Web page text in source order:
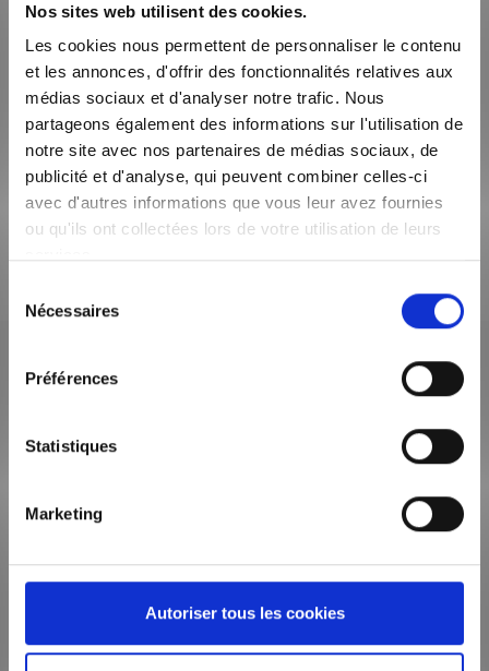
Nos sites web utilisent des cookies.
Les cookies nous permettent de personnaliser le contenu
et les annonces, d'offrir des fonctionnalités relatives aux
médias sociaux et d'analyser notre trafic. Nous
partageons également des informations sur l'utilisation de
notre site avec nos partenaires de médias sociaux, de
publicité et d'analyse, qui peuvent combiner celles-ci
avec d'autres informations que vous leur avez fournies
ou qu'ils ont collectées lors de votre utilisation de leurs
Nécessaires
Préférences
Statistiques
Marketing
Autoriser tous les cookies
de tous les avantages de cette modernité.
T2 à partir de 97000 €
T3 à partir de 146500 €
T4 à partir de 177000 €
Pour plus d’information, contactez SLCI Promotion au 04 72 34
33 34
Tél : 04 72 80 70 60